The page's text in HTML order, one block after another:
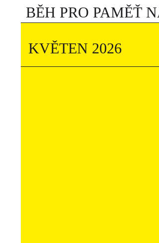
BĚH PRO PAMĚŤ
KVĚTEN 2026